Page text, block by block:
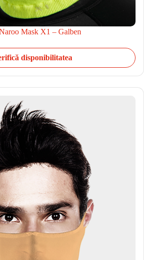
Mask X1 – Galben
disponibilitatea